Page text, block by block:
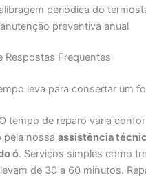
periódica do
preventiva anual
Respostas Frequentes
leva para consertar um
O tempo de reparo varia
pela nossaassistência
ó. Serviços simples como
de 30 a 60 minutos.